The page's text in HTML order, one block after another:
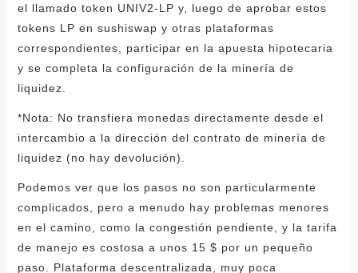
el llamado token UNIV2-LP y, luego de aprobar estos
tokens LP en sushiswap y otras plataformas
correspondientes, participar en la apuesta hipotecaria
y se completa la configuración de la minería de
liquidez.
*Nota: No transfiera monedas directamente desde el
intercambio a la dirección del contrato de minería de
liquidez (no hay devolución).
Podemos ver que los pasos no son particularmente
complicados, pero a menudo hay problemas menores
en el camino, como la congestión pendiente, y la tarifa
de manejo es costosa a unos 15 $ por un pequeño
paso. Plataforma descentralizada, muy poca